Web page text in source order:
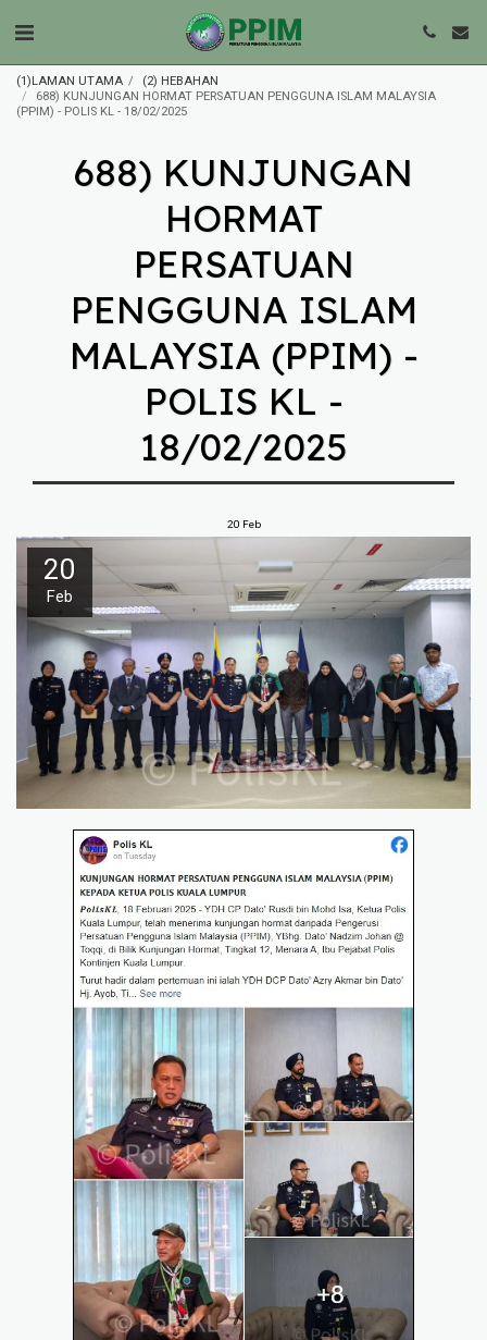
(1)LAMAN UTAMA
(2) HEBAHAN
688) KUNJUNGAN HORMAT PERSATUAN PENGGUNA ISLAM MALAYSIA
(PPIM) - POLIS KL - 18/02/2025
688) KUNJUNGAN
HORMAT
PERSATUAN
PENGGUNA ISLAM
MALAYSIA (PPIM) -
POLIS KL -
18/02/2025
20 Feb
20
Feb